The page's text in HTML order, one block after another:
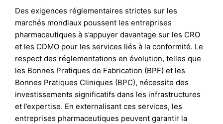
Des exigences réglementaires strictes sur les
marchés mondiaux poussent les entreprises
pharmaceutiques à s’appuyer davantage sur les CRO
et les CDMO pour les services liés à la conformité. Le
respect des réglementations en évolution, telles que
les Bonnes Pratiques de Fabrication (BPF) et les
Bonnes Pratiques Cliniques (BPC), nécessite des
investissements significatifs dans les infrastructures
et l’expertise. En externalisant ces services, les
entreprises pharmaceutiques peuvent garantir la